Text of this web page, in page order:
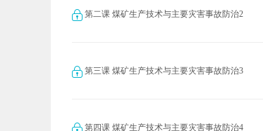
第二课 煤矿生产技术与主要灾害事故防治2
第三课 煤矿生产技术与主要灾害事故防治3
第四课 煤矿生产技术与主要灾害事故防治4